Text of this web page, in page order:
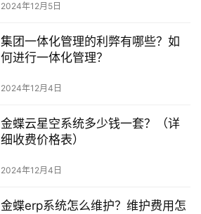
2024年12月5日
集团一体化管理的利弊有哪些？如
何进行一体化管理？
2024年12月4日
金蝶云星空系统多少钱一套？（详
细收费价格表）
2024年12月4日
金蝶erp系统怎么维护？维护费用怎